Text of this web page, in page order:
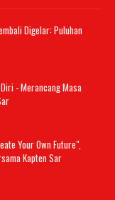
Digelar: Puluhan
- Merancang Masa
Your Own Future",
Kapten Sar